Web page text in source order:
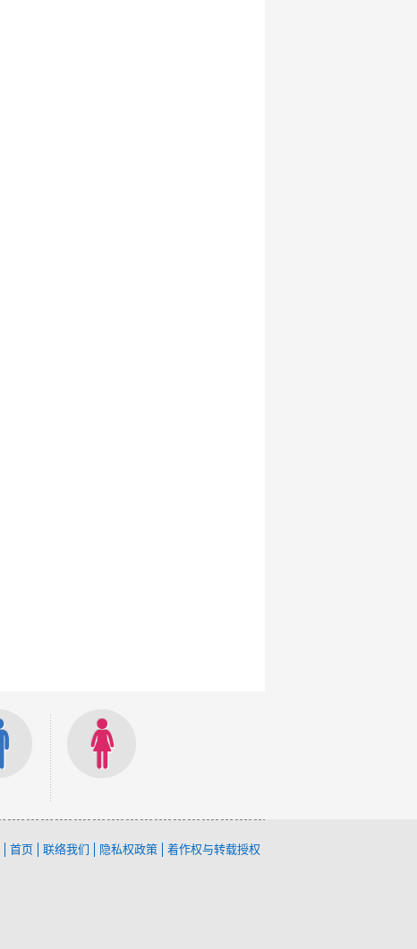
首页 联络我们 隐私权政策 着作权与转载授权